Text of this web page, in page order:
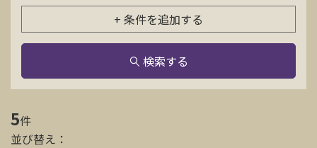
+ 条件を追加する
検索する
5件
並び替え：